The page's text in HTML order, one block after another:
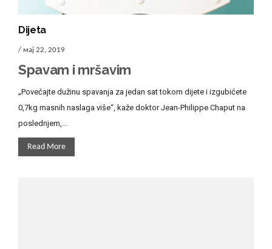
Dijeta
/ мај 22, 2019
Spavam i mršavim
„Povećajte dužinu spavanja za jedan sat tokom dijete i izgubićete
0,7kg masnih naslaga više“, kaže doktor Jean-Philippe Chaput na
poslednjem,...
Read More